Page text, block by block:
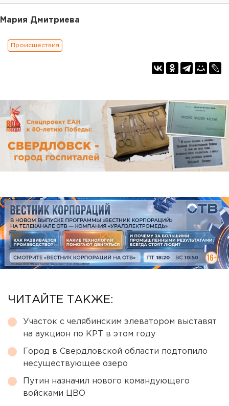
Мария Дмитриева
Происшествия
ЧИТАЙТЕ ТАКЖЕ:
Участок с челябинским элеватором выставят
на аукцион по КРТ в этом году
Город в Свердловской области подтопило
несуществующее озеро
Путин назначил нового командующего
войсками ЦВО